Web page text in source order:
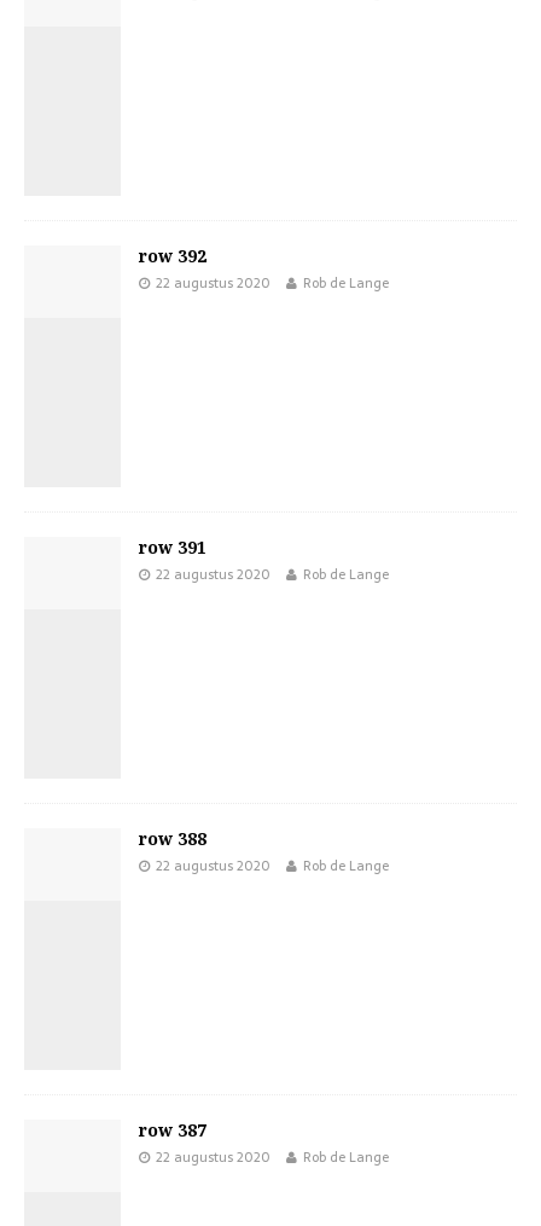
row 392
22 augustus 2020 Rob de Lange
row 391
22 augustus 2020 Rob de Lange
row 388
22 augustus 2020 Rob de Lange
row 387
22 augustus 2020 Rob de Lange